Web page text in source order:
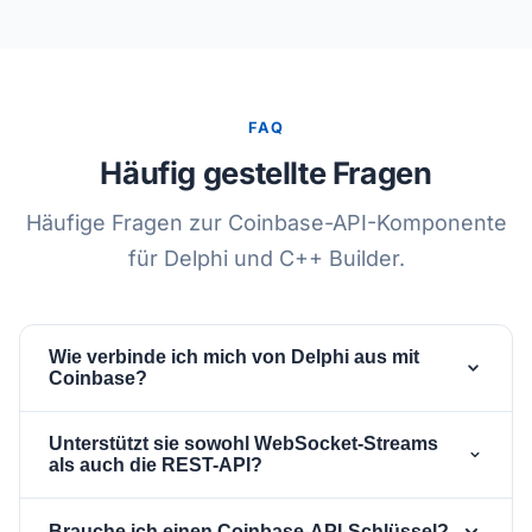
FAQ
Häufig gestellte Fragen
Häufige Fragen zur Coinbase-API-Komponente
für Delphi und C++ Builder.
Wie verbinde ich mich von Delphi aus mit
Coinbase?
TsgcWSAPI_Coinbase-Komponente auf deinem
Eigenschaft der API-Komponente zu, setze
Unterstützt sie sowohl WebSocket-Streams
als auch die REST-API?